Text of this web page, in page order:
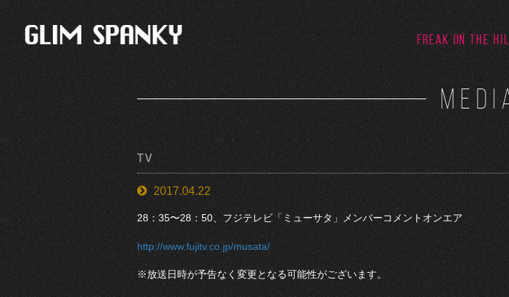
FREAK ON THE HILL
TV
2017.04.22
28：35〜28：50、フジテレビ「ミューサタ」メンバーコメントオンエア
http://www.fujitv.co.jp/musata/
※放送日時が予告なく変更となる可能性がございます。